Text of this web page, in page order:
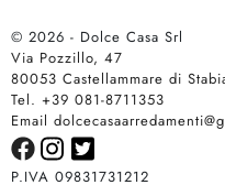
© 2026 - Dolce Casa Srl
Via Pozzillo, 47
80053 Castellammare di
Tel. +39 081-8711353
Email
P.IVA 09831731212